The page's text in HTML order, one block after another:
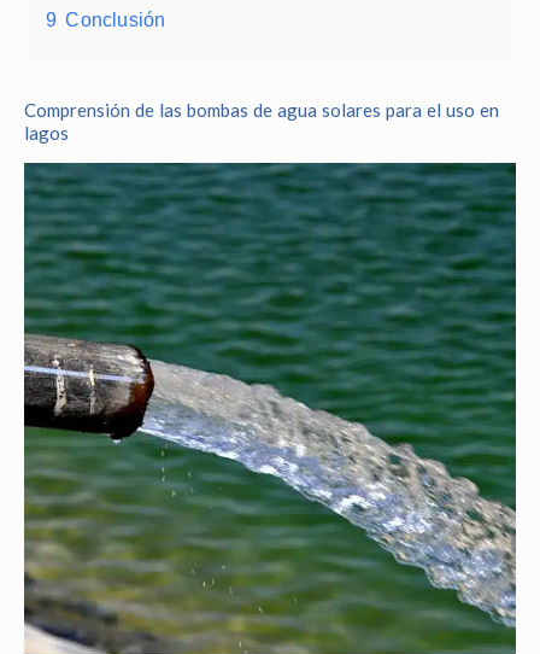
9 Conclusión
Comprensión de las bombas de agua solares para el uso en
lagos